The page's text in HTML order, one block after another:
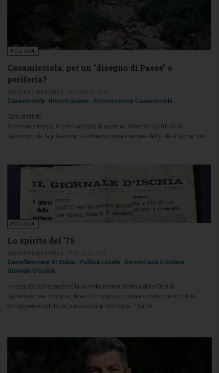
POLITICA
Casamicciola: per un "disegno di Paese" o
periferia?
Casamicciola Ricostruzione Ricostruzione Casamicciola
Caro direttore,
forse non è tempo, in pieno agosto, di aprire un dibattito sul futuro di
Casamicciola, la più antica cittadina turistica e termale dell'isola d'Ischia, ma
POLITICA
Lo spirito del '75
Castellammare Di Stabia Politica Locale
Democrazia Cristiana
Giornale D'Ischia
Ho seguito con attenzione la vicenda amministrativa della Città di
Castellammare di Stabia, dove il Consiglio comunale è stato sciolto con la
conseguente caduta del sindaco Luigi Vicinanza, 70 anni,